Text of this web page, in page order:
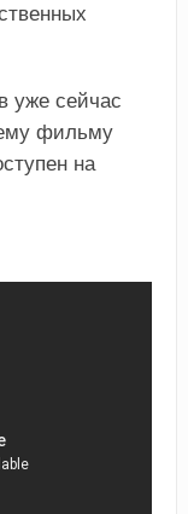
уже сейчас
фильму
на